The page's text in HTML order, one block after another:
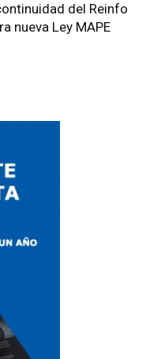
del Reinfo
nueva Ley MAPE